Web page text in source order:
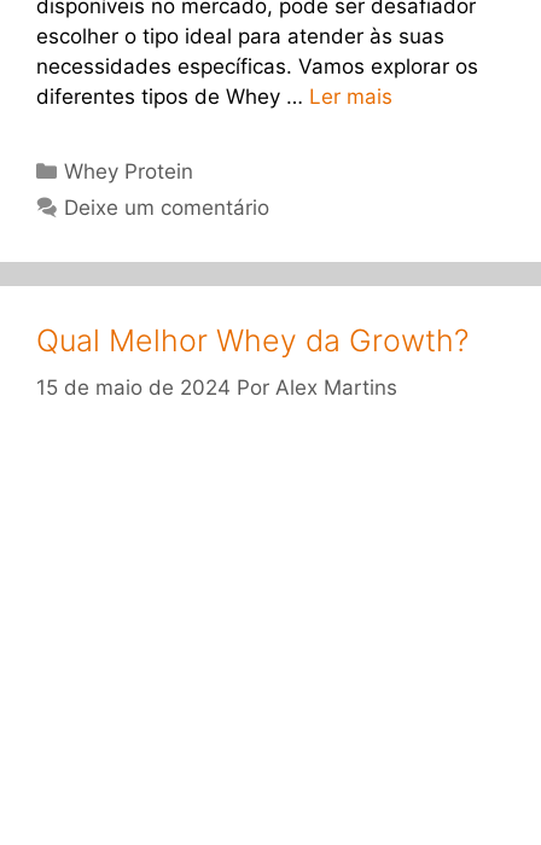
disponíveis no mercado, pode ser desafiador
escolher o tipo ideal para atender às suas
necessidades específicas. Vamos explorar os
diferentes tipos de Whey … Ler mais
Categorias
Whey Protein
Deixe um comentário
Qual Melhor Whey da Growth?
15 de maio de 2024 Por Alex Martins